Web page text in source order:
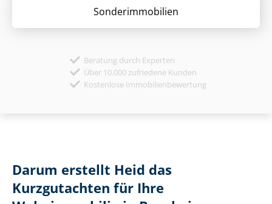
Sonder­immobilien
Beratung durch Experten
Über 10.000 zufriedene Kunden
Kostenlose Immobilienbewertung
Darum erstellt Heid das
Kurzgutachten für Ihre